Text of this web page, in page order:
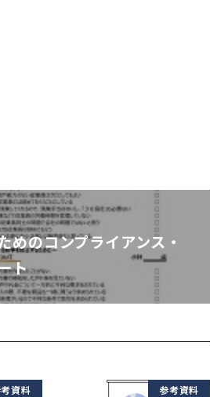
めのコンプライアンス・
ト
資料 参考資料